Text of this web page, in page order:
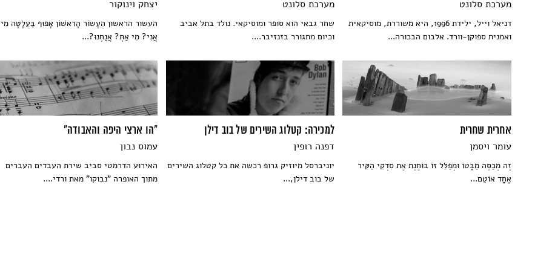
מערכת סלונט
דניאל וייל, ילידת 1996, היא משוררת, מוסיקאית
ואמנית ספוקן-וורד. אלבום הבכורה...
מערכת סלונט
שחר גבאי הוא סופר ומוסיקאי. נולד בתל אביב
וכיום מתגורר בזנזיבר....
יצחק וינוקור
העשור הראשון הֶעָשׂוֹר הָרִאשׁוֹן אָפוּף בַּעֲלָטָה מִי
אֲנִי? מִי אַתְּ? אֲנַחְנוּ?...
אחרית שחרית
עומר ויסמן
זֶה מְכַסֶּה מַבָּטוֹ וּמְפַלֵּל זוֹ בּוֹחֶנֶת אֶת סִדְקֵי הַקִּיר
אֶחָד אוֹטֵם...
למכירה: קטלוג השירים של בוב דילן
דפנה רופין
יוניברסל מיוזיק גרופ רכשה את כל קטלוג השירים
של בוב דילן,...
"הו ארצי היפה והאבודה"
עמוס נבון
האירוע הדרמטי סביב שירת העבדים העברים
מתוך האופרה "נבוקו" מאת ורדי....